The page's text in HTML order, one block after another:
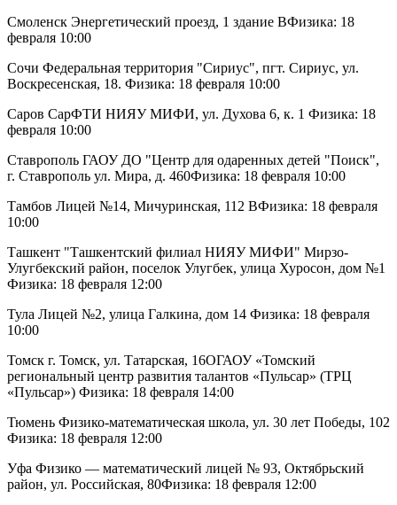
Смоленск Энергетический проезд, 1 здание ВФизика: 18
февраля 10:00
Сочи Федеральная территория "Сириус", пгт. Сириус, ул.
Воскресенская, 18. Физика: 18 февраля 10:00
Саров СарФТИ НИЯУ МИФИ, ул. Духова 6, к. 1 Физика: 18
февраля 10:00
Ставрополь ГАОУ ДО "Центр для одаренных детей "Поиск",
г. Ставрополь ул. Мира, д. 460Физика: 18 февраля 10:00
Тамбов Лицей №14, Мичуринская, 112 ВФизика: 18 февраля
10:00
Ташкент "Ташкентский филиал НИЯУ МИФИ" Мирзо-
Улугбекский район, поселок Улугбек, улица Хуросон, дом №1
Физика: 18 февраля 12:00
Тула Лицей №2, улица Галкина, дом 14 Физика: 18 февраля
10:00
Томск г. Томск, ул. Татарская, 16ОГАОУ «Томский
региональный центр развития талантов «Пульсар» (ТРЦ
«Пульсар») Физика: 18 февраля 14:00
Тюмень Физико-математическая школа, ул. 30 лет Победы, 102
Физика: 18 февраля 12:00
Уфа Физико — математический лицей № 93, Октябрьский
район, ул. Российская, 80Физика: 18 февраля 12:00